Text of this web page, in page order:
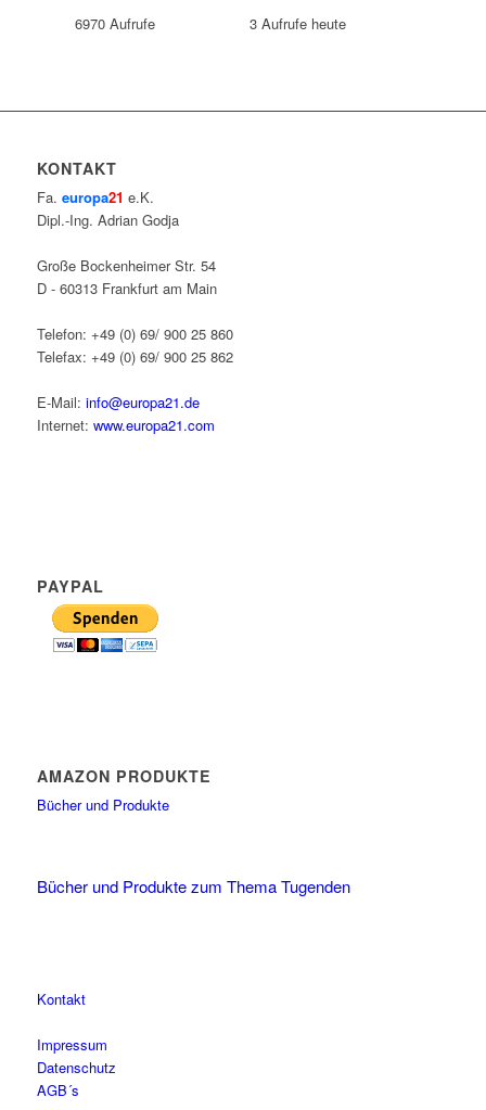
6970 Aufrufe 3 Aufrufe heute
KONTAKT
Fa. europa21 e.K.
Dipl.-Ing. Adrian Godja
Große Bockenheimer Str. 54
D - 60313 Frankfurt am Main
Telefon: +49 (0) 69/ 900 25 860
Telefax: +49 (0) 69/ 900 25 862
E-Mail: info@europa21.de
Internet: www.europa21.com
PAYPAL
AMAZON PRODUKTE
Bücher und Produkte
Bücher und Produkte zum Thema Tugenden
Kontakt
Impressum
Datenschutz
AGB´s